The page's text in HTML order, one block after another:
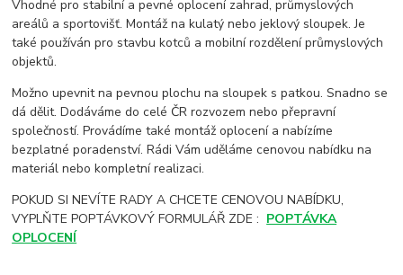
Vhodné pro stabilní a pevné oplocení zahrad, průmyslových
areálů a sportovišť. Montáž na kulatý nebo jeklový sloupek. Je
také používán pro stavbu kotců a mobilní rozdělení průmyslových
objektů.
Možno upevnit na pevnou plochu na sloupek s patkou. Snadno se
dá dělit. Dodáváme do celé ČR rozvozem nebo přepravní
společností. Provádíme také montáž oplocení a nabízíme
bezplatné poradenství. Rádi Vám uděláme cenovou nabídku na
materiál nebo kompletní realizaci.
POKUD SI NEVÍTE RADY A CHCETE CENOVOU NABÍDKU,
VYPLŇTE POPTÁVKOVÝ FORMULÁŘ ZDE : POPTÁVKA
OPLOCENÍ